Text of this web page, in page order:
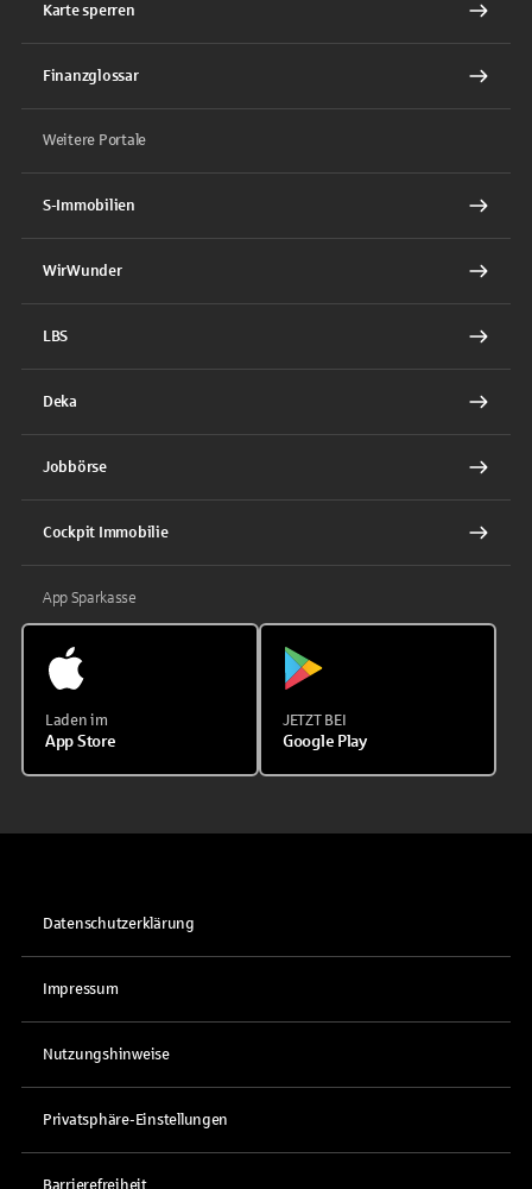
Karte sperren
Finanzglossar
Weitere Portale
S-Immobilien
WirWunder
LBS
Deka
Jobbörse
Cockpit Immobilie
App Sparkasse
Laden im
App Store
JETZT BEI
Google Play
Datenschutzerklärung
Impressum
Nutzungshinweise
Privatsphäre-Einstellungen
Barrierefreiheit